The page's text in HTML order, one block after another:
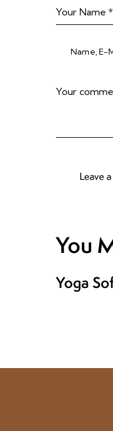
Name, E-
You
Yoga